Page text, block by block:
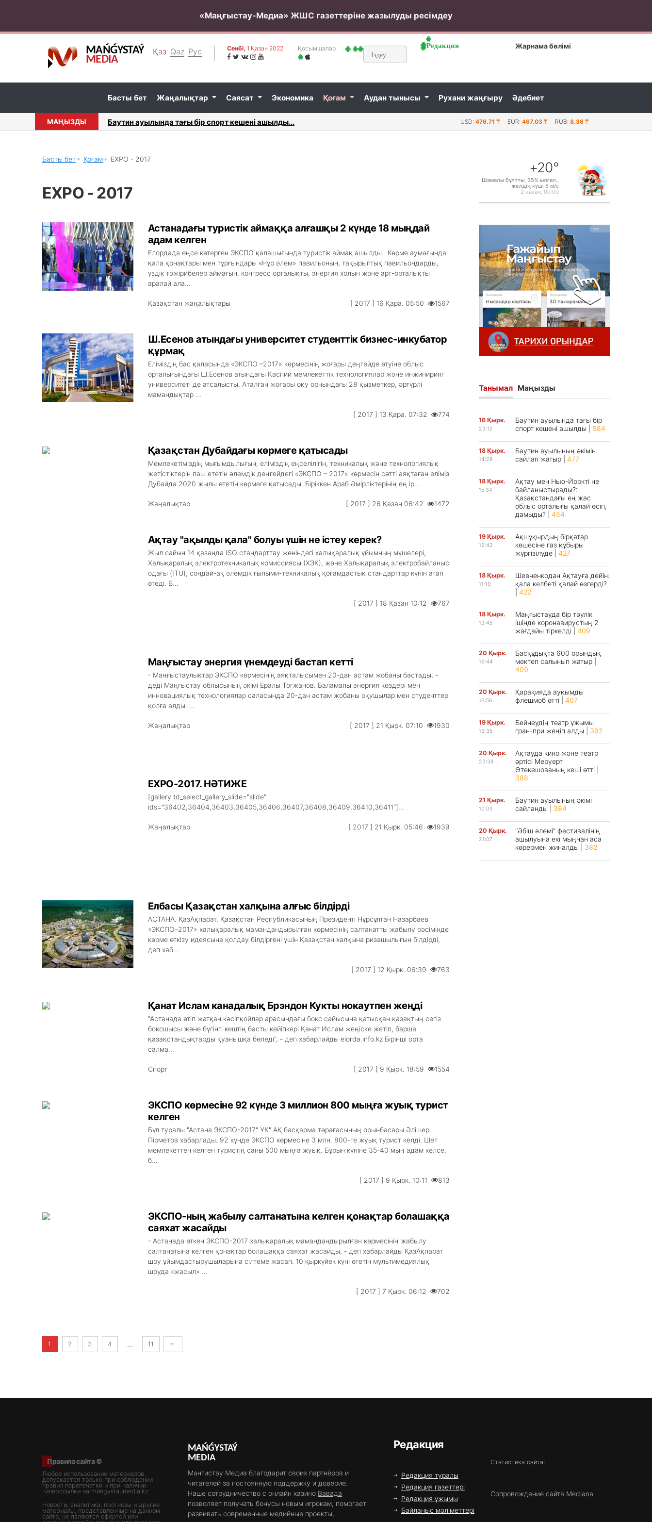
«Маңғыстау-Медиа» ЖШС газеттеріне жазылуды ресімдеу
MAŃǴYSTAÝ
MEDIA
Қаз Qaz Рус Сенбi, 1 Қазан 2022 Қосымшалар Редакция Жарнама бөлімі
Басты бет Жаңалықтар Саясат Экономика Қоғам Аудан тынысы Рухани жаңғыру Әдебиет
МАҢЫЗДЫ Баутин ауылының әкімін сайлап жатыр... Ақтау мен Нью-Йоркті не байланыстырады?:
USD: 476.71₸ EUR: 467.03₸ RUB: 8.36₸
Басты бет Қоғам EXPO - 2017
EXPO - 2017
Астанадағы туристік аймаққа алғашқы 2 күнде 18 мыңдай
адам келген
Елордада еңсе көтерген ЭКСПО қалашығында туристік аймақ ашылды. Көрме аумағында
қала қонақтары мен тұрғындары «Нұр әлем» павильонын, тақырыптық павильондарды,
үздік тәжірибелер аймағын, конгресс орталықты, энергия холын және арт-орталықты
аралай ала...
Қазақстан жаңалықтары [ 2017 ] 16 Қара. 05:50 1567
Ш.Есенов атындағы университет студенттік бизнес-инкубатор
құрмақ
Еліміздің бас қаласында «ЭКСПО –2017» көрмесінің жоғары деңгейде өтуіне облыс
орталығындағы Ш.Есенов атындағы Каспий мемлекеттік технологиялар және инжиниринг
университеті де атсалысты. Аталған жоғары оқу орнындағы 28 қызметкер, әртүрлі
мамандықтар ...
[ 2017 ] 13 Қара. 07:32 774
Қазақстан Дубайдағы көрмеге қатысады
Мемлекетіміздің мығымдылығын, еліміздің еңселілігін, техникалық және технологиялық
жетістіктерін паш ететін әлемдік деңгейдегі «ЭКСПО – 2017» көрмесін сәтті аяқтаған еліміз
Дубайда 2020 жылы өтетін көрмеге қатысады. Біріккен Араб Әмірліктерінің ең ір...
Жаңалықтар [ 2017 ] 26 Қазан 06:42 1472
Ақтау "ақылды қала" болуы үшін не істеу керек?
Жыл сайын 14 қазанда ISO стандарттау жөніндегі халықаралық ұйымның мүшелері,
Халықаралық электротехникалық комиссиясы (ХЭК), және Халықаралық электробайланыс
одағы (ITU), сондай-ақ әлемдік ғылыми-техникалық қоғамдастық стандарттар күнін атап
өтеді. Б...
[ 2017 ] 18 Қазан 10:12 767
Маңғыстау энергия үнемдеуді бастап кетті
- Маңғыстаулықтар ЭКСПО көрмесінің аяқталысымен 20-дан астам жобаны бастады, -
деді Маңғыстау облысының әкімі Ералы Тоғжанов. Баламалы энергия көздері мен
инновациялық технологиялар саласында 20-дан астам жобаны оқушылар мен студенттер
қолға алды. ...
Жаңалықтар [ 2017 ] 21 Қырк. 07:10 1930
EXPO-2017. НӘТИЖЕ
[gallery td_select_gallery_slide="slide"
ids="36402,36404,36403,36405,36406,36407,36408,36409,36410,36411"]...
Жаңалықтар [ 2017 ] 21 Қырк. 05:46 1939
Елбасы Қазақстан халқына алғыс білдірді
АСТАНА. ҚазАқпарат. Қазақстан Республикасының Президенті Нұрсұлтан Назарбаев
«ЭКСПО–2017» халықаралық мамандандырылған көрмесінің салтанатты жабылу рәсімінде
көрме өткізу идеясына қолдау білдіргені үшін Қазақстан халқына ризашылығын білдірді,
деп хаб...
[ 2017 ] 12 Қырк. 06:39 763
Қанат Ислам канадалық Брэндон Кукты нокаутпен жеңді
"Астанада өтіп жатқан кәсіпқойлар арасындағы бокс сайысына қатысқан қазақтың сегіз
боксшысы және бүгінгі кештің басты кейіпкері Қанат Ислам жеңіске жетіп, барша
қазақстандықтарды қуанышқа бөледі", - деп хабарлайды elorda.info.kz Бірінші орта
салма...
Спорт [ 2017 ] 9 Қырк. 18:59 1554
ЭКСПО көрмесіне 92 күнде 3 миллион 800 мыңға жуық турист
келген
Бұл туралы "Астана ЭКСПО-2017" ҰК" АҚ басқарма төрағасының орынбасары Əлішер
Пірметов хабарлады. 92 күнде ЭКСПО көрмесіне 3 млн. 800-ге жуық турист келді. Шет
мемлекеттен келген туристің саны 500 мыңға жуық. Бұрын күніне 35-40 мың адам келсе,
б...
[ 2017 ] 9 Қырк. 10:11 813
ЭКСПО-ның жабылу салтанатына келген қонақтар болашаққа
саяхат жасайды
- Астанада өткен ЭКСПО-2017 халықаралық мамандандырылған көрмесінің жабылу
салтанатына келген қонақтар болашаққа саяхат жасайды, - деп хабарлайды ҚазАқпарат
шоу ұйымдастырушыларына сілтеме жасап. 10 қыркүйек күні өтетін мультимедиялық
шоуда «жасыл» ...
[ 2017 ] 7 Қырк. 06:12 702
1 2 3 4 ... 11
+20°
Шамалы бұлтты, 35% ылғал.,
желдің күші 6 м/с
2 қазан, 00:00
Танымал Маңызды
16 Қырк.
23:12
Баутин ауылында тағы бір
спорт кешені ашылды
584
18 Қырк.
14:28
Баутин ауылының әкімін
сайлап жатыр
477
18 Қырк.
15:34
Ақтау мен Нью-Йоркті не
байланыстырады?:
Қазақстандағы ең жас
облыс орталығы қалай өсіп,
дамыды?
454
19 Қырк.
12:42
Ақшұқырдың бірқатар
көшесіне газ құбыры
жүргізілуде
427
18 Қырк.
11:19
Шевченкодан Ақтауға дейін:
қала келбеті қалай өзгерді?
422
18 Қырк.
13:45
Маңғыстауда бір тәулік
ішінде коронавирустың 2
жағдайы тіркелді
409
20 Қырк.
16:44
Басқұдықта 600 орындық
мектеп салынып жатыр
409
20 Қырк.
16:56
Қарақияда ауқымды
флешмоб өтті
407
19 Қырк.
13:35
Бейнеудің театр ұжымы
гран-при жеңіп алды
392
20 Қырк.
23:38
Ақтауда кино және театр
әртісі Меруерт
Өтекешованың кеші өтті
388
21 Қырк.
10:09
Баутин ауылының әкімі
сайланды
384
20 Қырк.
21:07
"Әбіш әлемі" фестивалінің
ашылуына екі мыңнан аса
көрермен жиналды
382
Правила сайта ©
Любое использование материалов
допускается только при соблюдении
правил перепечатки и при наличии
гиперссылки на mangystaumedia.kz.
Новости, аналитика, прогнозы и другие
материалы, представленные на данном
сайте, не являются офертой или
MAŃǴYSTAÝ
MEDIA
Мангистау Медиа благодарит своих партнёров и
читателей за постоянную поддержку и доверие.
Наше сотрудничество с онлайн казино Вавада
позволяет получать бонусы новым игрокам, помогает
развивать современные медийные проекты,
Редакция
Редакция туралы
Редакция газеттері
Редакция ұжымы
Байланыс мәліметтері
Статистика сайта:
Сопровождение сайта Mediana